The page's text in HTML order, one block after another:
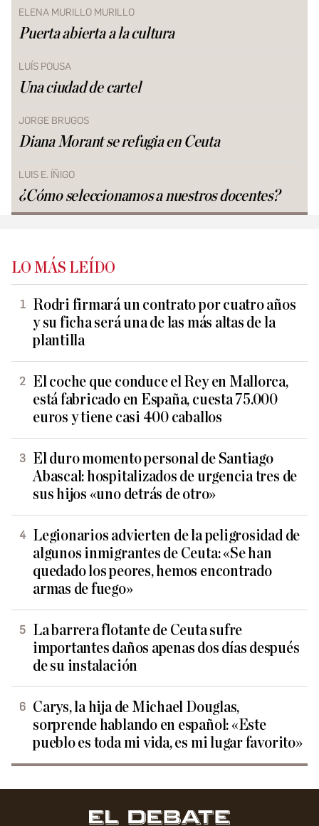
ELENA MURILLO MURILLO
Puerta abierta a la cultura
LUÍS POUSA
Una ciudad de cartel
JORGE BRUGOS
Diana Morant se refugia en Ceuta
LUIS E. ÍÑIGO
¿Cómo seleccionamos a nuestros docentes?
LO MÁS LEÍDO
Rodri firmará un contrato por cuatro años
y su ficha será una de las más altas de la
plantilla
El coche que conduce el Rey en Mallorca,
está fabricado en España, cuesta 75.000
euros y tiene casi 400 caballos
El duro momento personal de Santiago
Abascal: hospitalizados de urgencia tres de
sus hijos «uno detrás de otro»
Legionarios advierten de la peligrosidad de
algunos inmigrantes de Ceuta: «Se han
quedado los peores, hemos encontrado
armas de fuego»
La barrera flotante de Ceuta sufre
importantes daños apenas dos días después
de su instalación
Carys, la hija de Michael Douglas,
sorprende hablando en español: «Este
pueblo es toda mi vida, es mi lugar favorito»